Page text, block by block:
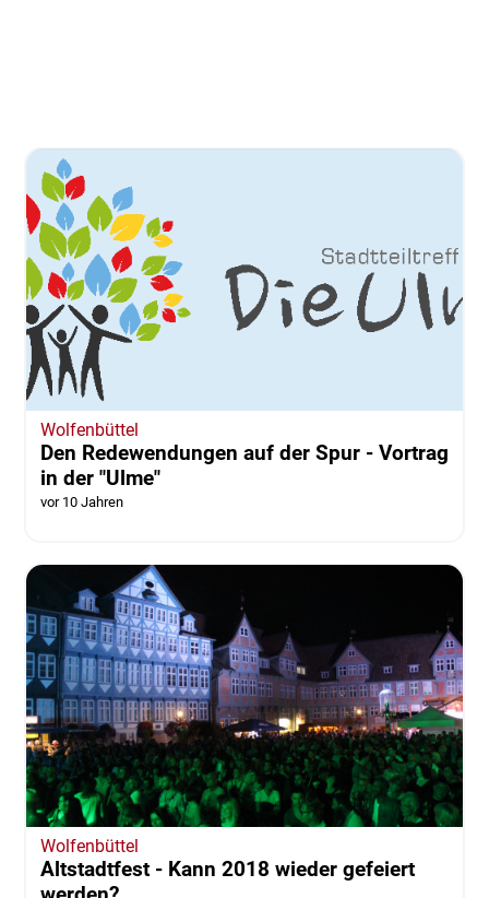
Wolfenbüttel
Den Redewendungen auf der Spur - Vortrag
in der "Ulme"
vor 10 Jahren
Wolfenbüttel
Altstadtfest - Kann 2018 wieder gefeiert